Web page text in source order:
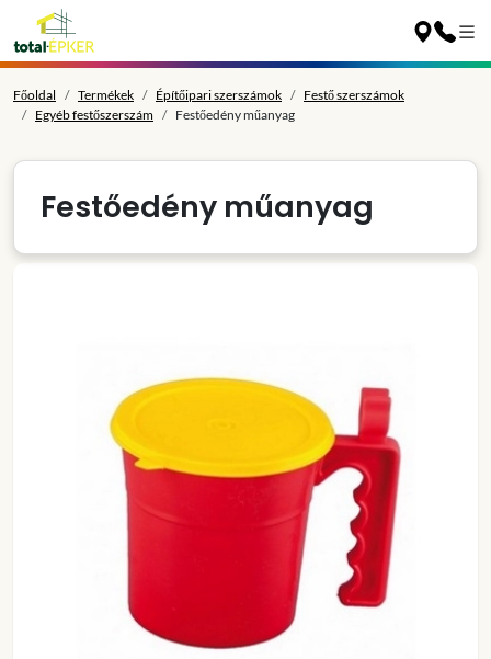
Főoldal Termékek Építőipari szerszámok
Festő szerszámok
Egyéb festőszerszám
Festőedény műanyag
Festőedény műanyag